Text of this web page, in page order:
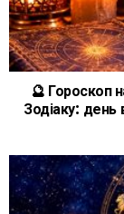
🔮 Гороскоп
Зодіаку: день